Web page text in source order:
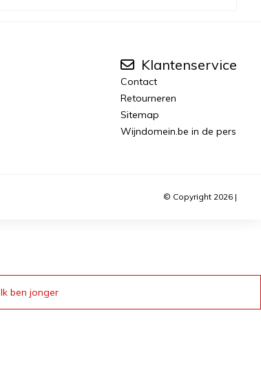
Klantenservice
Contact
Retourneren
Sitemap
Wijndomein.be in de pers
© Copyright 2026 |
Ik ben jonger